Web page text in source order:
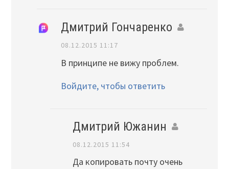
Дмитрий Гончаренко
08.12.2015 11:17
В принципе не вижу проблем.
Войдите, чтобы ответить
Дмитрий Южанин
08.12.2015 11:54
Да копировать почту очень